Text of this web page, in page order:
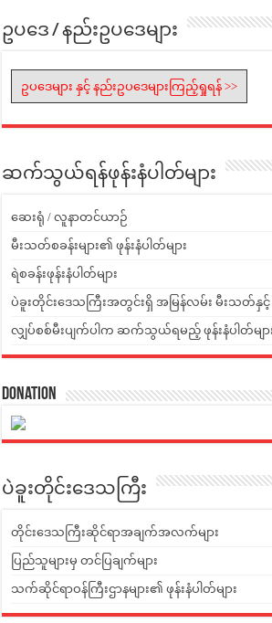
ဥပဒေ / နည်းဥပဒေများ
ဥပဒေများ နှင့် နည်းဥပဒေများကြည့်ရှုရန် >>
ဆက်သွယ်ရန်ဖုန်းနံပါတ်များ
ဆေးရုံ / လူနာတင်ယာဉ်
မီးသတ်စခန်းများ၏ ဖုန်းနံပါတ်များ
ရဲစခန်းဖုန်းနံပါတ်များ
ပဲခူးတိုင်းဒေသကြီးအတွင်းရှိ အမြန်လမ်း မီးသတ်နှင့် ရဲ
လျှပ်စစ်မီးပျက်ပါက ဆက်သွယ်ရမည့် ဖုန်းနံပါတ်မျာ
Donation
ပဲခူးတိုင်းဒေသကြီး
တိုင်းဒေသကြီးဆိုင်ရာအချက်အလက်များ
ပြည်သူများမှ တင်ပြချက်များ
သက်ဆိုင်ရာဝန်ကြီးဌာနများ၏ ဖုန်းနံပါတ်များ